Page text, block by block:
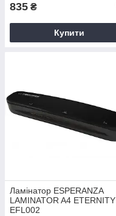
835 ₴
Купити
Ламінатор ESPERANZA
LAMINATOR A4 ETERNITY
EFL002